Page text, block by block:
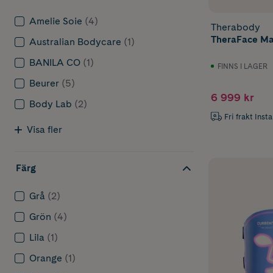
Amelie Soie (4)
Australian Bodycare (1)
BANILA CO (1)
Beurer (5)
Body Lab (2)
Visa fler
Färg
Grå (2)
Grön (4)
Lila (1)
Orange (1)
Therabody
TheraFace
FINNS I LAGER
6 999 kr
Fri frakt